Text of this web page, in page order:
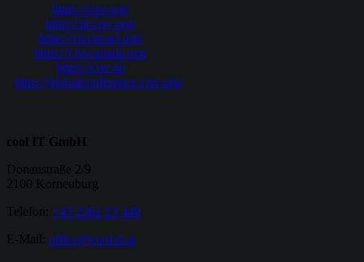
https://cisv.org/
https://pt.cisv.org/
https://cisvisrael.org/
https://cisvcanada.org/
https://cisv.at/
https://globalconference.cisv.org/
cool IT GmbH
Donaustraße 2/9
2100 Korneuburg
Telefon: +43 2262 23 440
E-Mail: office@cool-it.at